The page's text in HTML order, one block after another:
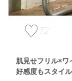
72
肌見せフリル×ワ
好感度もスタイ